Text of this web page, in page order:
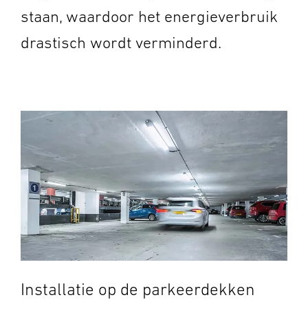
staan, waardoor het energieverbruik
drastisch wordt verminderd.
Installatie op de parkeerdekken